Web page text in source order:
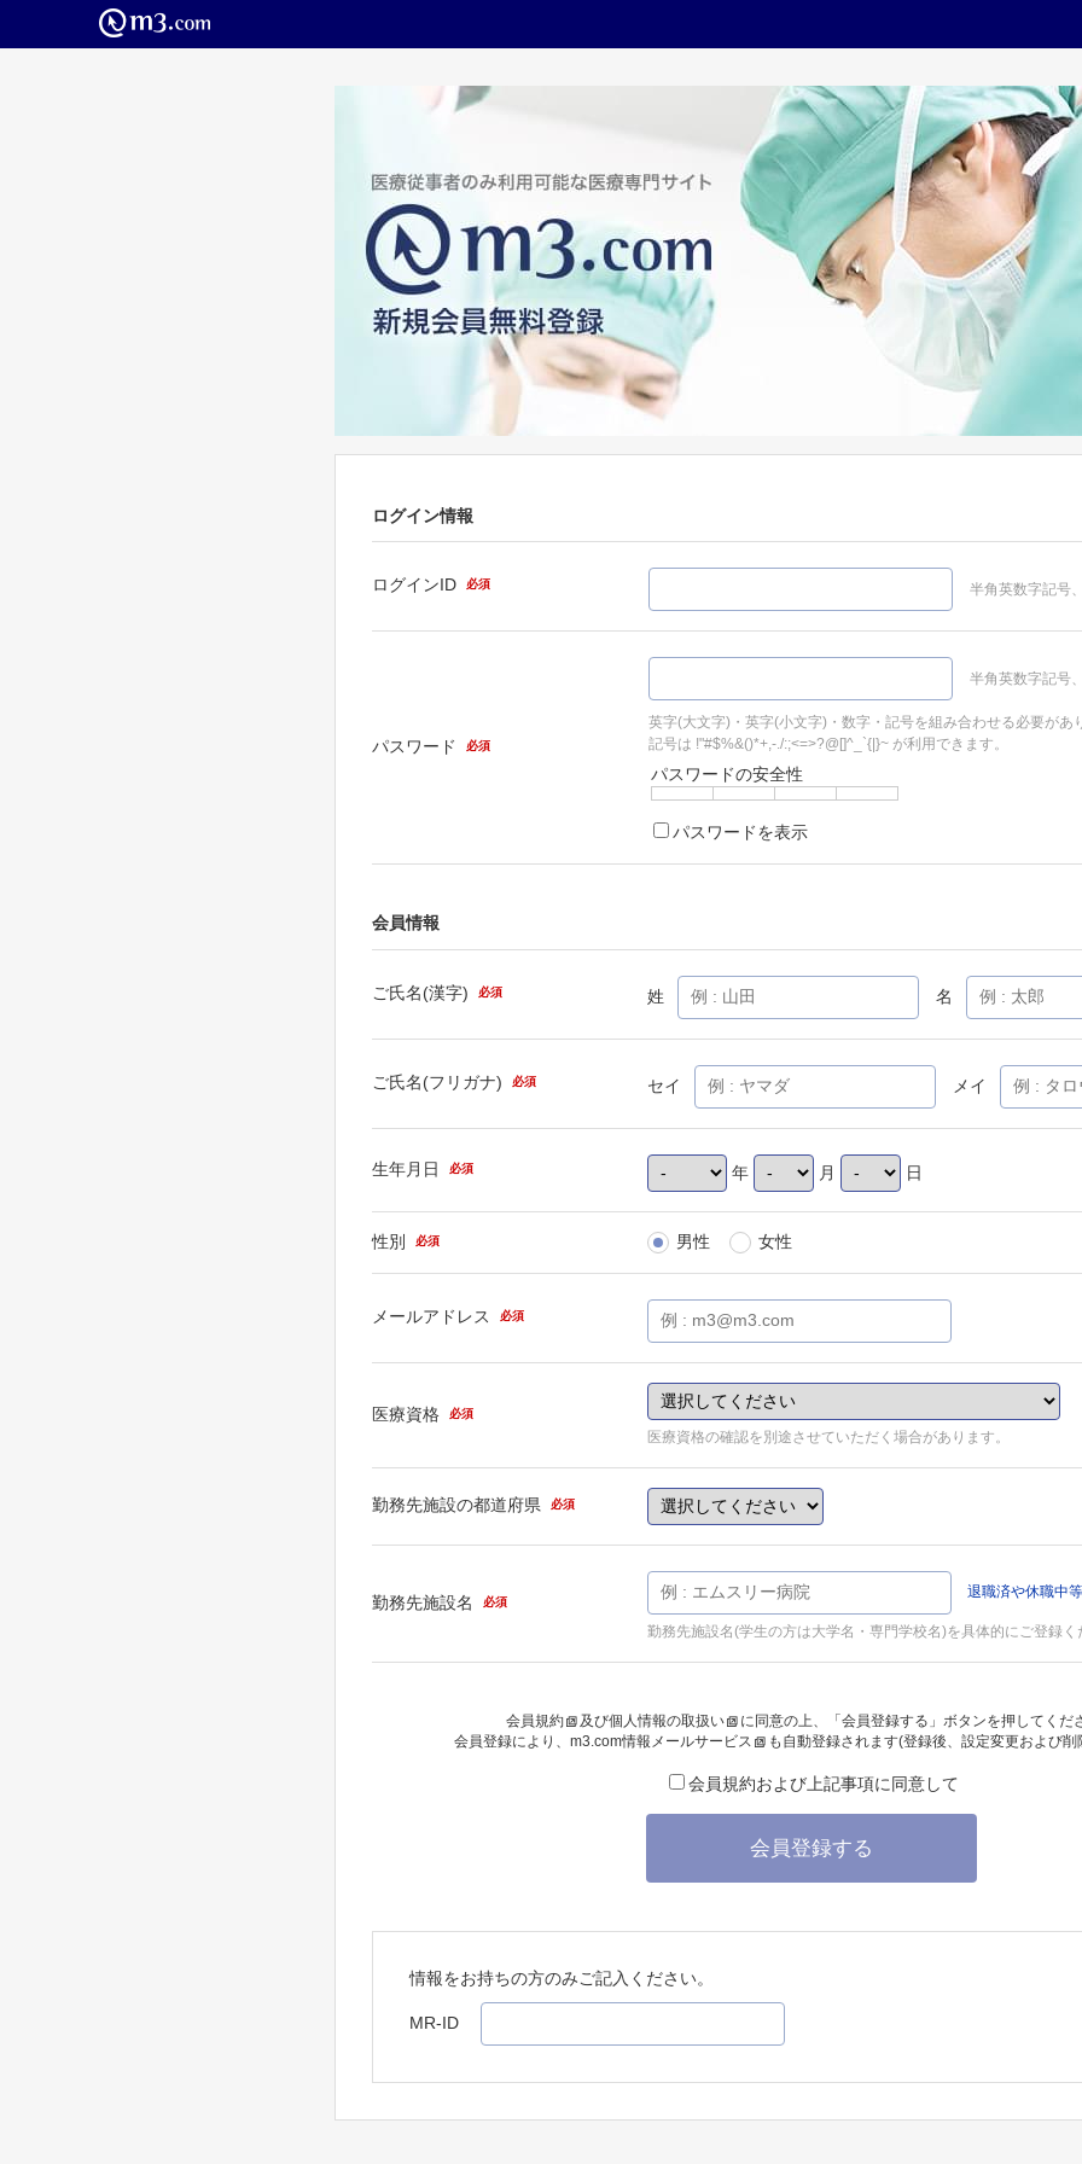
ログイン情報
ログインID 必須 半角英数字記号
パスワード 必須
半角英数字記号
英字(大文字)・英字(小文字)・数字・記号を組み合わせる必要があ
記号は !"#$%&()*+,-./:;<=>?@[]^_`{|}~ が利用できます。
パスワードの安全性
パスワードを表示
会員情報
ご氏名(漢字) 必須 姓 名
ご氏名(フリガナ) 必須 セイ メイ
生年月日 必須 年 月 日
性別 必須 男性 女性
メールアドレス 必須
医療資格 必須
医療資格の確認を別途させていただく場合があります。
勤務先施設の都道府県 必須
勤務先施設名 必須
退職済や休職中
勤務先施設名(学生の方は大学名・専門学校名)を具体的にご登録く
会員規約 及び個人情報の取扱い
に同意の上、「会員登録する」ボタンを押してくだ
会員登録により、 m3.com情報メールサービス も自動登録されます(登録後、設定変更および
会員規約および上記事項に同意して
会員登録する
情報をお持ちの方のみご記入ください。
MR-ID